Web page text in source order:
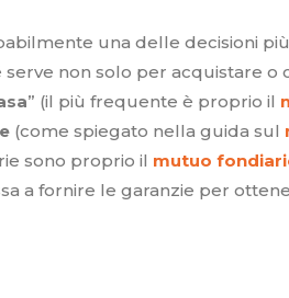
una delle decisioni
serve non solo per acquistare o
” (il più frequente è proprio il
(come spiegato nella guida sul
sono proprio il mutuo
a fornire le garanzie per